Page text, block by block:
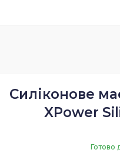
Силіконове
XPower
Готово